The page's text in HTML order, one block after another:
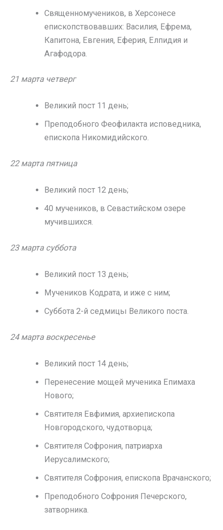
Священномучеников, в Херсонесе
епископствовавших: Василия, Ефрема,
Капитона, Евгения, Еферия, Елпидия и
Агафодора.
21 марта четверг
Великий пост 11 день;
Преподобного Феофилакта исповедника,
епископа Никомидийского.
22 марта пятница
Великий пост 12 день;
40 мучеников, в Севастийском озере
мучившихся.
23 марта суббота
Великий пост 13 день;
Мучеников Кодрата, и иже с ним;
Суббота 2-й седмицы Великого поста.
24 марта воскресенье
Великий пост 14 день;
Перенесение мощей мученика Епимаха
Нового;
Святителя Евфимия, архиепископа
Новгородского, чудотворца;
Святителя Софрония, патриарха
Иерусалимского;
Святителя Софрония, епископа Врачанского;
Преподобного Софрония Печерского,
затворника.